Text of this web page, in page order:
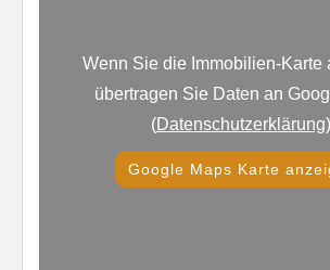
Wenn Sie die Immobilien-Karte
übertragen Sie Daten an
(Datenschutzerklärung
Google Maps Karte